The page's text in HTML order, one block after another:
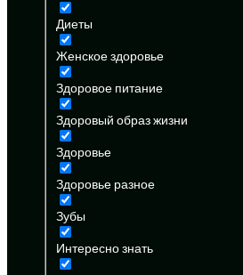
Диеты
Женское здоровье
Здоровое питание
Здоровый образ жизни
Здоровье
Здоровье разное
Зубы
Интересно знать